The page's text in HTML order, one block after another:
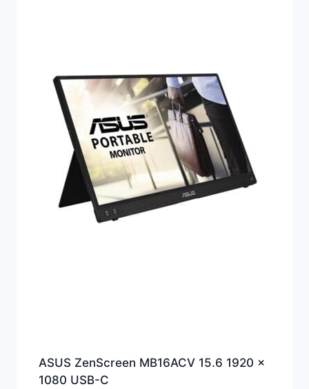
ASUS ZenScreen MB16ACV 15.6 1920 x
1080 USB-C